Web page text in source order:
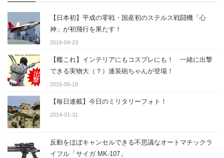
【日本初】平成の零戦・国産初のステルス戦闘機「心
神」が初飛行を果たす！
2016-04-23
【艦これ】インテリアにもコスプレにも！ 一緒に出撃
できる実物大（？）連装砲ちゃんが登場！
2015-05-18
【毎日連載】今日のミリタリーフォト！
2014-01-31
反動をほぼキャンセルできる不思議なオートマチックラ
イフル「サイガ MK-107」